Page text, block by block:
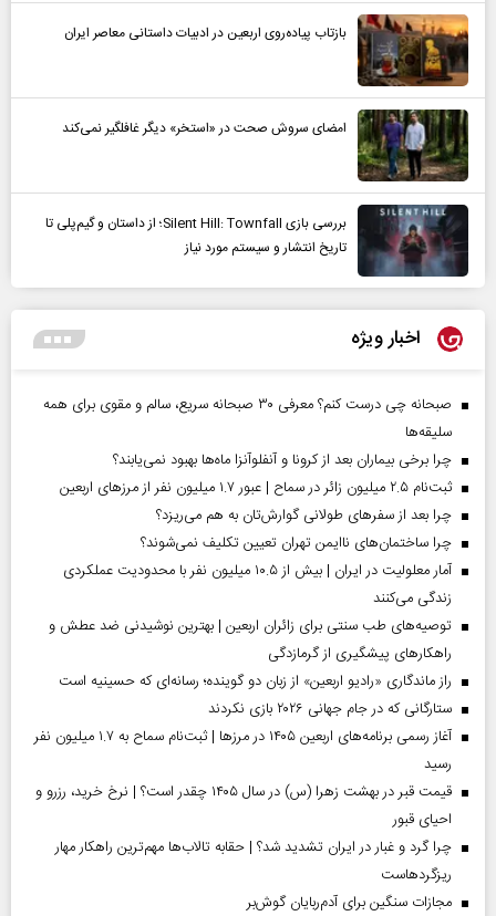
بازتاب پیاده‌روی اربعین در ادبیات داستانی معاصر ایران
امضای سروش صحت در «استخر» دیگر غافلگیر نمی‌کند
بررسی بازی Silent Hill: Townfall؛ از داستان و گیم‌پلی تا
تاریخ انتشار و سیستم مورد نیاز
اخبار ویژه
صبحانه چی درست کنم؟ معرفی ۳۰ صبحانه سریع، سالم و مقوی برای همه
سلیقه‌ها
چرا برخی بیماران بعد از کرونا و آنفلوآنزا ماه‌ها بهبود نمی‌یابند؟
ثبت‌نام ۲.۵ میلیون زائر در سماح | عبور ۱.۷ میلیون نفر از مرز‌های اربعین
چرا بعد از سفرهای طولانی گوارش‌تان به هم می‌ریزد؟
چرا ساختمان‌های ناایمن تهران تعیین تکلیف نمی‌شوند؟
آمار معلولیت در ایران | بیش از ۱۰.۵ میلیون نفر با محدودیت عملکردی
زندگی می‌کنند
توصیه‌های طب سنتی برای زائران اربعین | بهترین نوشیدنی ضد عطش و
راهکارهای پیشگیری از گرمازدگی
راز ماندگاری «رادیو اربعین» از زبان دو گوینده؛ رسانه‌ای که حسینیه است
ستارگانی که در جام جهانی ۲۰۲۶ بازی نکردند
آغاز رسمی برنامه‌های اربعین ۱۴۰۵ در مرز‌ها | ثبت‌نام سماح به ۱.۷ میلیون نفر
رسید
قیمت قبر در بهشت زهرا (س) در سال ۱۴۰۵ چقدر است؟ | نرخ خرید، رزرو و
احیای قبور
چرا گرد و غبار در ایران تشدید شد؟ | حقابه تالاب‌ها مهم‌ترین راهکار مهار
ریزگردهاست
مجازات سنگین برای آدم‌ربایان گوش‌بر